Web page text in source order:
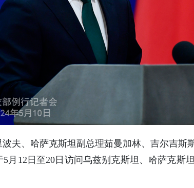
夫、哈萨克斯坦副总理茹曼加林、吉尔吉斯
月12日至20日访问乌兹别克斯坦、哈萨克斯